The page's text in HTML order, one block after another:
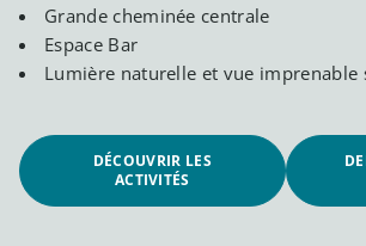
Grande cheminée centrale
Espace Bar
Lumière naturelle et vue imprenable
DÉCOUVRIR LES
ACTIVITÉS